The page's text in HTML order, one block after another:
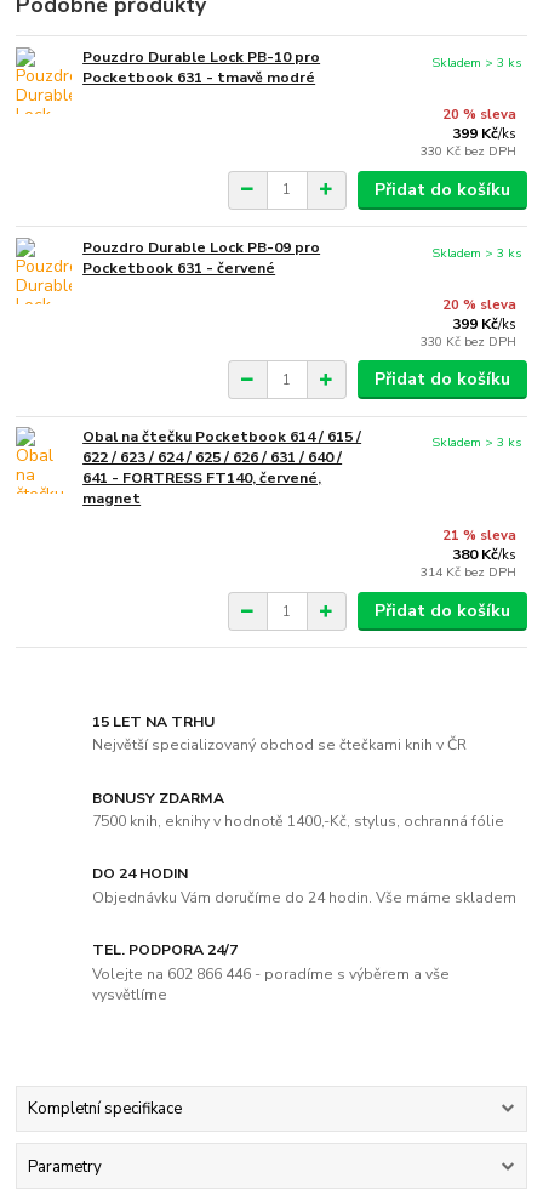
Pouzdro Durable Lock PB-10 pro
Pocketbook 631 - tmavě modré
20 % sleva
399 Kč/ks
330 Kč bez DPH
Skladem > 3 ks
Přidat do košíku
Pouzdro Durable Lock PB-09 pro
Pocketbook 631 - červené
20 % sleva
399 Kč/ks
330 Kč bez DPH
Skladem > 3 ks
Přidat do košíku
Obal na čtečku Pocketbook 614 / 615 /
622 / 623 / 624 / 625 / 626 / 631 / 640 /
641 - FORTRESS FT140, červené,
magnet
21 % sleva
380 Kč/ks
314 Kč bez DPH
Skladem > 3 ks
Přidat do košíku
15 LET NA TRHU
Největší specializovaný obchod se čtečkami knih v ČR
BONUSY ZDARMA
7500 knih, eknihy v hodnotě 1400,-Kč, stylus, ochranná fólie
DO 24 HODIN
Objednávku Vám doručíme do 24 hodin. Vše máme skladem
TEL. PODPORA 24/7
Volejte na 602 866 446 - poradíme s výběrem a vše
vysvětlíme
Kompletní specifikace
Parametry